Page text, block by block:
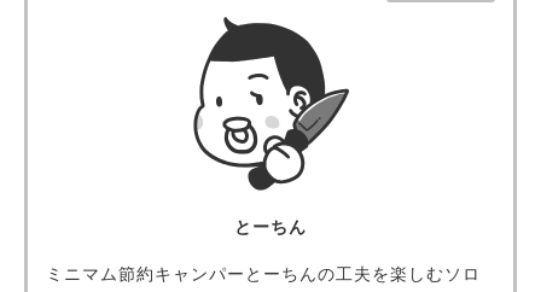
とーちん
ミニマム節約キャンパーとーちんの工夫を楽しむソロ